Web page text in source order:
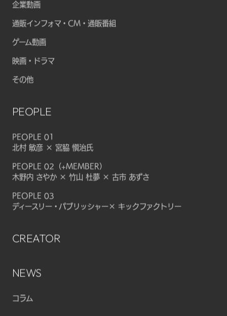
企業動画
通販インフォマ・CM・通販番組
ゲーム動画
映画・ドラマ
その他
PEOPLE
PEOPLE 01
北村 敏彦 × 宮脇 愼治氏
PEOPLE 02（+MEMBER）
木野内 さやか × 竹山 杜夢 × 古市 あずさ
PEOPLE 03
ディースリー・パブリッシャー× キックファクトリー
CREATOR
NEWS
コラム